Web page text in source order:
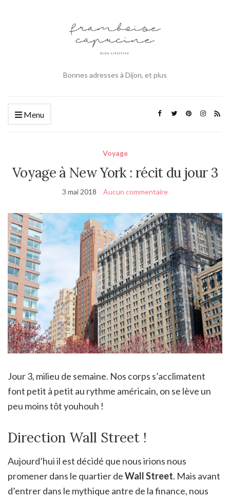
Bonnes adresses à Dijon, et plus
Menu
Voyage
Voyage à New York : récit du jour 3
3 mai 2018 Aucun commentaire
Jour 3, milieu de semaine. Nos corps s’acclimatent
font petit à petit au rythme américain, on se lève un
peu moins tôt youhouh !
Direction Wall Street !
Aujourd’hui il est décidé que nous irions nous
promener dans le quartier deWall Street. Mais avant
d’entrer dans le mythique antre de la finance, nous